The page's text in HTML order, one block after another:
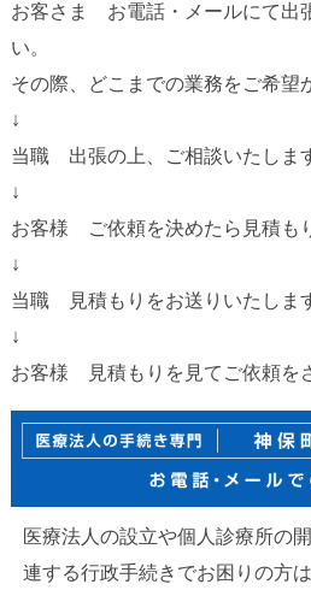
お客さま お電話・メールにて出
い。
その際、どこまでの業務をご希望
↓
当職 出張の上、ご相談いたしま
↓
お客様 ご依頼を決めたら見積も
↓
当職 見積もりをお送りいたしま
↓
お客様 見積もりを見てご依頼を
医療法人の設立や個人診療所の
連する行政手続きでお困りの方